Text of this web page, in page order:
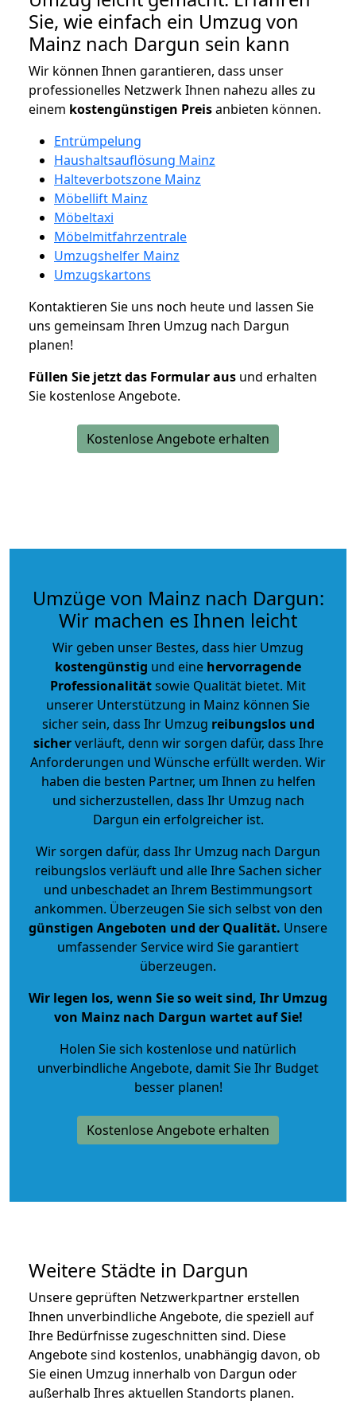
Sie, wie einfach ein Umzug von
Mainz nach Dargun sein kann
Wir können Ihnen garantieren, dass unser
professionelles Netzwerk Ihnen nahezu alles zu
einem kostengünstigen Preisanbieten können.
Entrümpelung
Haushaltsauflösung Mainz
Halteverbotszone Mainz
Möbellift Mainz
Möbeltaxi
Möbelmitfahrzentrale
Umzugshelfer Mainz
Umzugskartons
Kontaktieren Sie uns noch heute und lassen Sie
uns gemeinsam Ihren Umzug nach Dargun
planen!
Füllen Sie jetzt das Formular aus und erhalten
Sie kostenlose Angebote.
Kostenlose Angebote erhalten
Umzüge von Mainz nach Dargun:
Wir machen es Ihnen leicht
Wir geben unser Bestes, dass hier Umzug
kostengünstig und eine hervorragende
Professionalitätsowie Qualität bietet. Mit
unserer Unterstützung in Mainz können Sie
sicher sein, dass Ihr Umzug reibungslos und
sicherverläuft, denn wir sorgen dafür, dass Ihre
Anforderungen und Wünsche erfüllt werden. Wir
haben die besten Partner, um Ihnen zu helfen
und sicherzustellen, dass Ihr Umzug nach
Dargun ein erfolgreicher ist.
Wir sorgen dafür, dass Ihr Umzug nach Dargun
reibungslos verläuft und alle Ihre Sachen sicher
und unbeschadet an Ihrem Bestimmungsort
ankommen. Überzeugen Sie sich selbst von den
günstigen Angeboten und der Qualität. Unsere
umfassender Service wird Sie garantiert
überzeugen.
Wir legen los, wenn Sie so weit sind, Ihr Umzug
von Mainz nach Dargun wartet auf Sie!
Holen Sie sich kostenlose und natürlich
unverbindliche Angebote, damit Sie Ihr Budget
besser planen!
Kostenlose Angebote erhalten
Weitere Städte in Dargun
Unsere geprüften Netzwerkpartner erstellen
Ihnen unverbindliche Angebote, die speziell auf
Ihre Bedürfnisse zugeschnitten sind. Diese
Angebote sind kostenlos, unabhängig davon, ob
Sie einen Umzug innerhalb von Dargun oder
außerhalb Ihres aktuellen Standorts planen.